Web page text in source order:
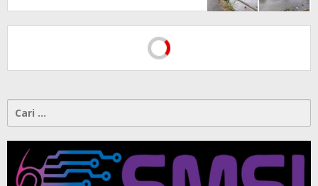
Dipertanyakan
untuk: